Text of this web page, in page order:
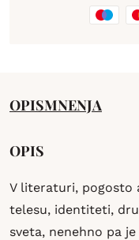
OPISMNENJA
OPIS
V literaturi, pogosto
telesu, identiteti,
sveta, nenehno pa